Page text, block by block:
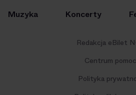
Muzyka Koncerty
Redakcja eBilet
Centrum
Polityka